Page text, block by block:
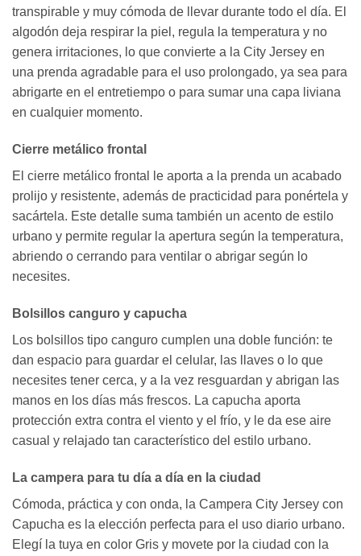
transpirable y muy cómoda de llevar durante todo el día. El
algodón deja respirar la piel, regula la temperatura y no
genera irritaciones, lo que convierte a la City Jersey en
una prenda agradable para el uso prolongado, ya sea para
abrigarte en el entretiempo o para sumar una capa liviana
en cualquier momento.
Cierre metálico frontal
El cierre metálico frontal le aporta a la prenda un acabado
prolijo y resistente, además de practicidad para ponértela y
sacártela. Este detalle suma también un acento de estilo
urbano y permite regular la apertura según la temperatura,
abriendo o cerrando para ventilar o abrigar según lo
necesites.
Bolsillos canguro y capucha
Los bolsillos tipo canguro cumplen una doble función: te
dan espacio para guardar el celular, las llaves o lo que
necesites tener cerca, y a la vez resguardan y abrigan las
manos en los días más frescos. La capucha aporta
protección extra contra el viento y el frío, y le da ese aire
casual y relajado tan característico del estilo urbano.
La campera para tu día a día en la ciudad
Cómoda, práctica y con onda, la Campera City Jersey con
Capucha es la elección perfecta para el uso diario urbano.
Elegí la tuya en color Gris y movete por la ciudad con la